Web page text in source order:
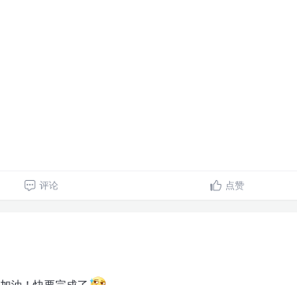
评论 点赞